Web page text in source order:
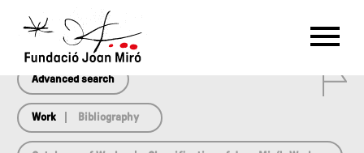
CAT
RU
中文
NL
PT
Advanced search
Work Bibliography